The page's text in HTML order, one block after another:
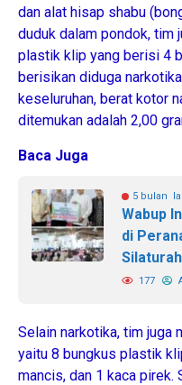
dan alat hisap shabu
duduk dalam pondok, tim
plastik klip yang berisi 4
berisikan diduga
keseluruhan, berat kotor
ditemukan adalah 2,00
Baca Juga
5 bulan
Wabup
di
177
Selain narkotika, tim juga
yaitu 8 bungkus plastik
mancis, dan 1 kaca